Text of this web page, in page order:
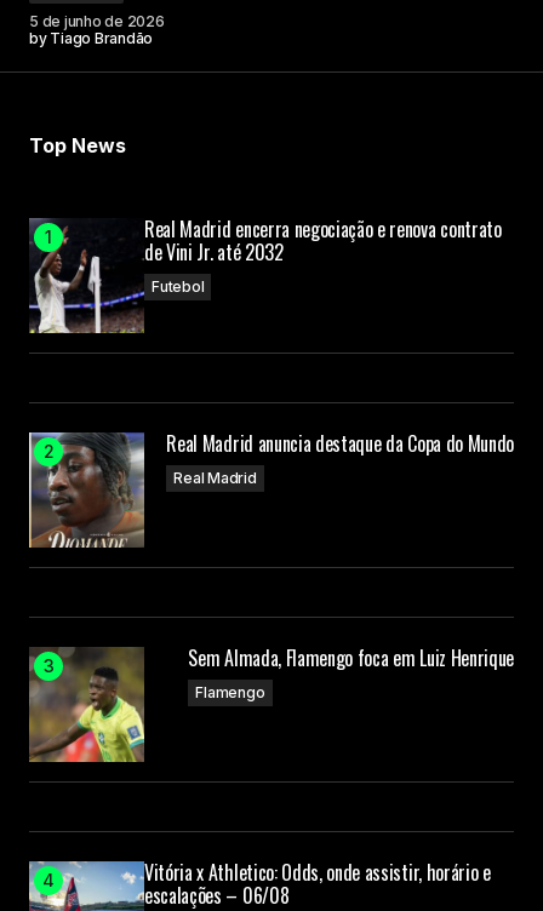
5 de junho de 2026
by Tiago Brandão
Top News
Real Madrid encerra negociação e renova contrato
de Vini Jr. até 2032
Futebol
Real Madrid anuncia destaque da Copa do Mundo
Real Madrid
Sem Almada, Flamengo foca em Luiz Henrique
Flamengo
Vitória x Athletico: Odds, onde assistir, horário e
escalações – 06/08